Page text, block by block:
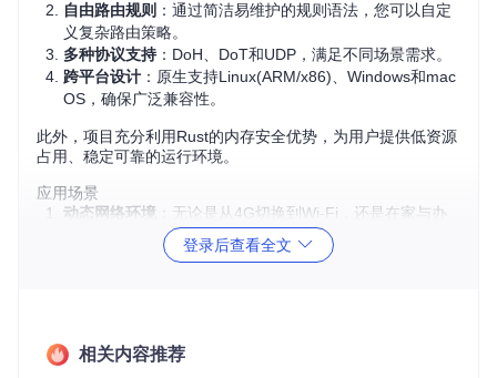
自由路由规则 ：通过简洁易维护的规则语法，您可以自定
义复杂路由策略。
多种协议支持 ：DoH、DoT和UDP，满足不同场景需求。
跨平台设计 ：原生支持Linux(ARM/x86)、Windows和mac
OS，确保广泛兼容性。
此外，项目充分利用Rust的内存安全优势，为用户提供低资源
占用、稳定可靠的运行环境。
应用场景
动态网络环境 ：无论是从4G切换到Wi-Fi，还是在家与办
公室之间的移动，dcompass都能无缝适应，持续提供稳
定的DNS服务。
隐私保护：通过DoT和DoH协议，可避免DNS查询数据被
中间人监听，增加用户隐私保护。
登录后查看全文
相关内容推荐